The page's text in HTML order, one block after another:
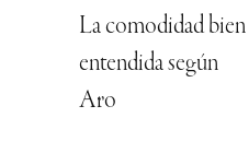
La comodidad bien
entendida según
Aro